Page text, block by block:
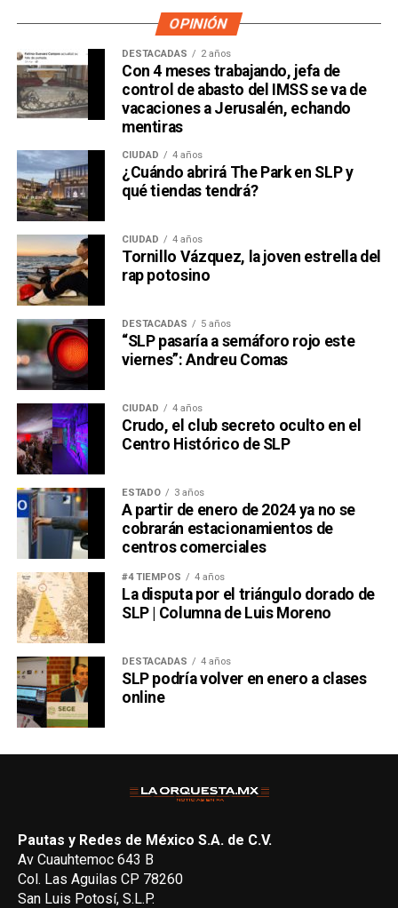
OPINIÓN
DESTACADAS 2 años
Con 4 meses trabajando, jefa de
control de abasto del IMSS se va de
vacaciones a Jerusalén, echando
mentiras
CIUDAD 4 años
¿Cuándo abrirá The Park en SLP y
qué tiendas tendrá?
CIUDAD 4 años
Tornillo Vázquez, la joven estrella del
rap potosino
DESTACADAS 5 años
“SLP pasaría a semáforo rojo este
viernes”: Andreu Comas
CIUDAD 4 años
Crudo, el club secreto oculto en el
Centro Histórico de SLP
ESTADO 3 años
A partir de enero de 2024 ya no se
cobrarán estacionamientos de
centros comerciales
#4 TIEMPOS 4 años
La disputa por el triángulo dorado de
SLP | Columna de Luis Moreno
DESTACADAS 4 años
SLP podría volver en enero a clases
online
Pautas y Redes de México S.A. de C.V.
Av Cuauhtemoc 643 B
Col. Las Aguilas CP 78260
San Luis Potosí, S.L.P.